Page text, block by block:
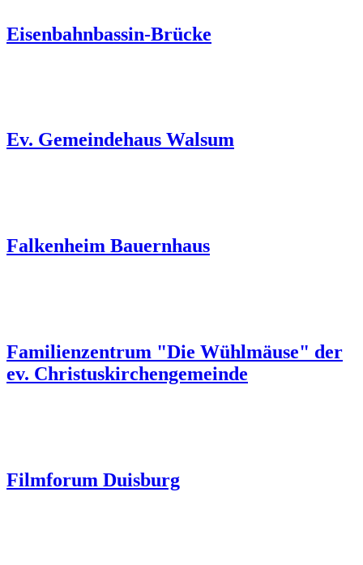
Eisenbahnbassin-Brücke
Ev. Gemeindehaus Walsum
Falkenheim Bauernhaus
Familienzentrum "Die Wühlmäuse" der
ev. Christuskirchengemeinde
Filmforum Duisburg